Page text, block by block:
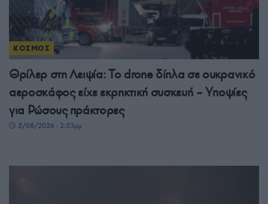
ΚΟΣΜΟΣ
Θρίλερ στη Λειψία: Το drone δίπλα σε ουκρανικό
αεροσκάφος είχε εκρηκτική συσκευή – Υποψίες
για Ρώσους πράκτορες
5/08/2026 - 2:53μμ